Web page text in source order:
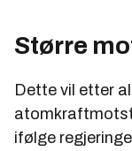
Større
Dette vil etter
ifølge